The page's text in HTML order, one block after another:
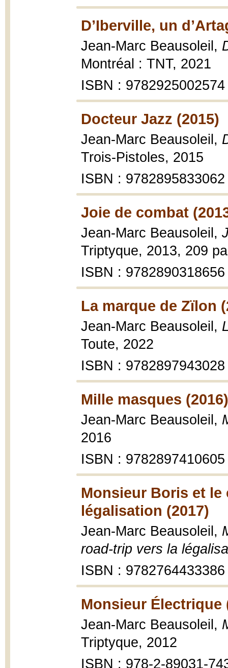
D’Iberville, un
Jean-Marc Beausoleil,
Montréal : TNT, 2021
ISBN : 9782925002574
Docteur Jazz (2015)
Jean-Marc Beausoleil,
Trois-Pistoles, 2015
ISBN : 9782895833062
Joie de combat
Jean-Marc Beausoleil,
Triptyque, 2013, 209
ISBN : 9782890318656
La marque de Zïlon
Jean-Marc Beausoleil,
Toute, 2022
ISBN : 9782897943028
Mille masques (2016)
Jean-Marc Beausoleil,
2016
ISBN : 9782897410605
Monsieur Boris et
légalisation (2017)
Jean-Marc Beausoleil,
road-trip vers la
ISBN : 9782764433386
Monsieur Électrique
Jean-Marc Beausoleil,
Triptyque, 2012
ISBN : 978-2-89031-